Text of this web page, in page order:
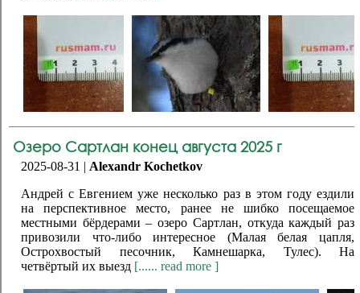
Озеро Сартлан конец августа 2025 г
2025-08-31 | Alexandr Kochetkov
Андрей с Евгением уже несколько раз в этом году ездили
на перспективное место, ранее не шибко посещаемое
местными бёрдерами – озеро Сартлан, откуда каждый раз
привозили что-либо интересное (Малая белая цапля,
Острохвостый песочник, Камнешарка, Тулес). На
четвёртый их выезд [...... read more ]